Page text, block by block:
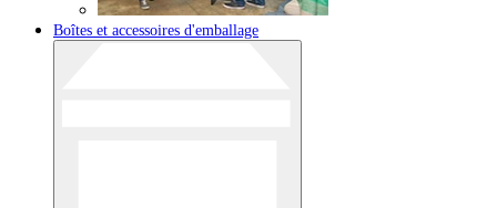
Boîtes et accessoires d'emballage